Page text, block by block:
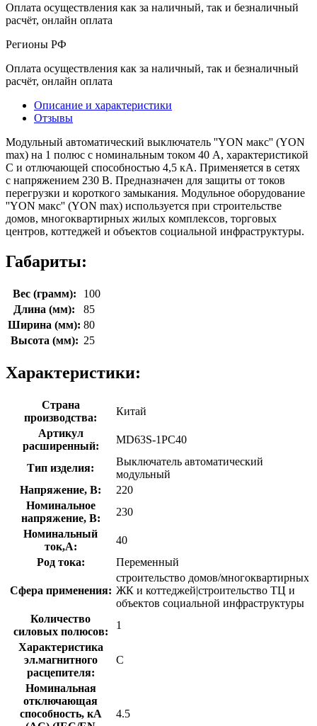
Оплата осуществления как за наличный, так и безналичный
расчёт, онлайн оплата
Регионы РФ
Оплата осуществления как за наличный, так и безналичный
расчёт, онлайн оплата
Описание и характеристики
Отзывы
Модульный автоматический выключатель ''YON макс'' (YON
max) на 1 полюс с номинальным током 40 А, характеристикой
C и отлючающей способностью 4,5 кА. Применяется в сетях
с напряжением 230 В. Предназначен для защиты от токов
перегрузки и короткого замыкания. Модульное оборудование
''YON макс'' (YON max) используется при строительстве
домов, многоквартирных жилых комплексов, торговых
центров, коттеджей и объектов социальной инфраструктуры.
Габариты:
Вес (грамм):
100
Длина (мм):
85
Ширина (мм): 80
Высота (мм): 25
Характеристики:
Страна
производства:
Китай
Артикул
расширенный:
MD63S-1PC40
Тип изделия:
Выключатель автоматический
модульный
Напряжение, В:
220
Номинальное
напряжение, В:
230
Номинальный
ток,А:
40
Род тока:
Переменный
Сфера применения:
строительство домов/многоквартирных
ЖК и коттеджей|строительство ТЦ и
объектов социальной инфраструктуры
Количество
силовых полюсов:
1
Характеристика
эл.магнитного
расцепителя:
C
Номинальная
отключающая
способность, кA
4.5